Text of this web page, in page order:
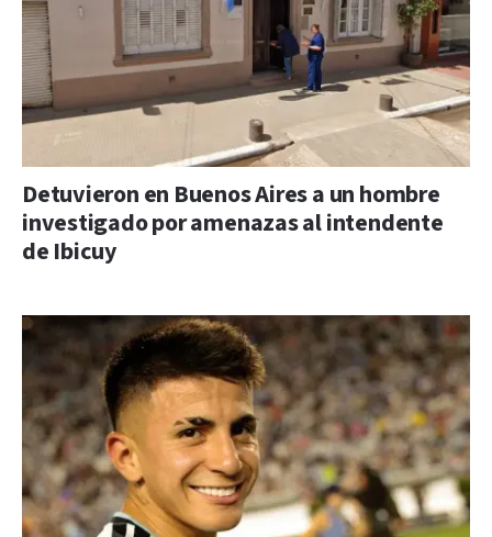
Detuvieron en Buenos Aires a un hombre
investigado por amenazas al intendente
de Ibicuy